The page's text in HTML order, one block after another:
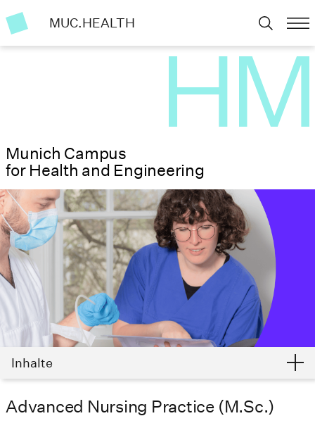
MUC.HEALTH
Munich Campus
for Health and Engineering
Inhalte
Advanced Nursing Practice (M.Sc.)